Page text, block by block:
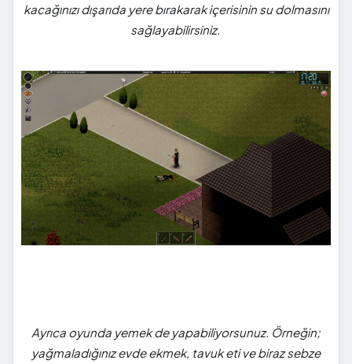
kacağınızı dışarıda yere bırakarak içerisinin su dolmasını
sağlayabilirsiniz.
Ayrıca oyunda yemek de yapabiliyorsunuz. Örneğin;
yağmaladığınız evde ekmek, tavuk eti ve biraz sebze